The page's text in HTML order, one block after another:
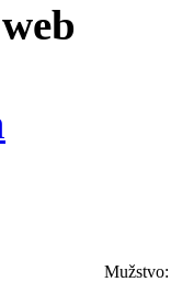
Mužstvo: